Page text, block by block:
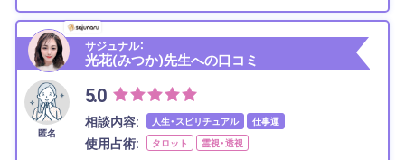
サジュナル：
光花(みつか)先生への口コミ
匿名
5.0
相談内容: 人生・スピリチュアル 仕事運
使用占術: タロット 霊視・透視